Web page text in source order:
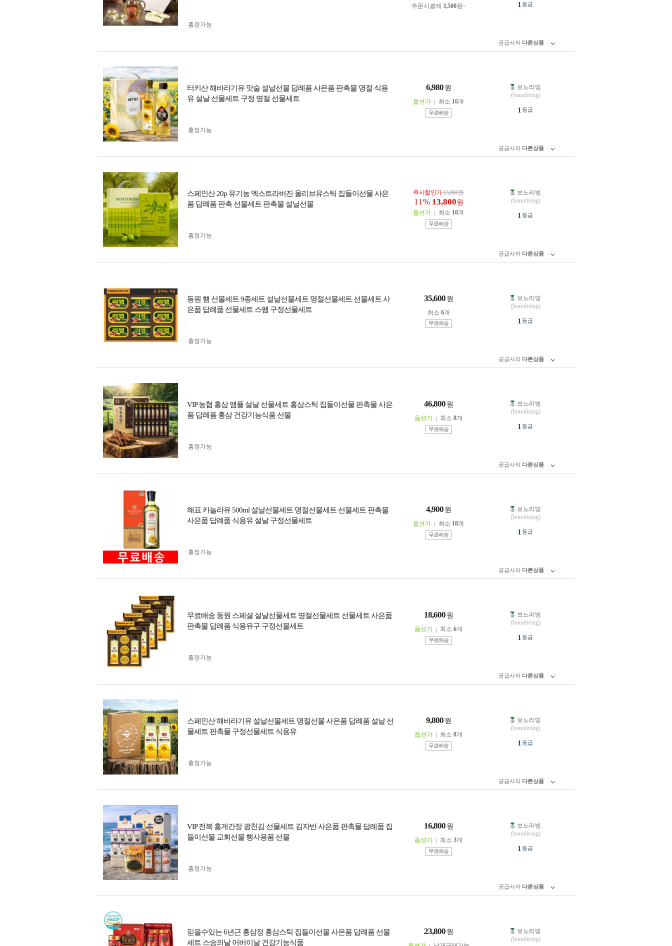
주문시결제 3,500원~
흥정가능
1 등급
공급사의 다른상품
터키산 해바라기유 맛술 설날선물 답례품 사은품 판촉물 명절 식용
유 설날 선물세트 구정 명절 선물세트
6,980 원
옵션가 최소 16개
무료배송
흥정가능
보노리빙
(bonoliving)
1 등급
공급사의 다른상품
스페인산 20p 유기농 엑스트라버진 올리브유스틱 집들이선물 사은
품 답례품 판촉 선물세트 판촉물 설닐선물
즉시할인가15,600원
11% 13,800원
옵션가 최소 10개
무료배송
흥정가능
보노리빙
(bonoliving)
1 등급
공급사의 다른상품
동원 햄 선물세트 9종세트 설날선물세트 명절선물세트 선물세트 사
은품 답례품 선물세트 스팸 구정선물세트
35,600 원
최소 6개
무료배송
흥정가능
보노리빙
(bonoliving)
1 등급
공급사의 다른상품
VIP 농협 홍삼 앰플 설날 선물세트 홍삼스틱 집들이선물 판촉물 사은
품 답례품 홍삼 건강기능식품 선물
46,800 원
옵션가 최소 8개
무료배송
흥정가능
보노리빙
(bonoliving)
1 등급
공급사의 다른상품
해표 카놀라유 500ml 설날선물세트 명절선물세트 선물세트 판촉물
사은품 답례품 식용유 설날 구정선물세트
4,900 원
옵션가 최소 18개
무료배송
흥정가능
보노리빙
(bonoliving)
1 등급
공급사의 다른상품
무료배송 동원 스페셜 설날선물세트 명절선물세트 선물세트 사은품
판촉물 답례품 식용유구 구정선물세트
18,600 원
옵션가 최소 6개
무료배송
흥정가능
보노리빙
(bonoliving)
1 등급
공급사의 다른상품
스페인산 해바라기유 설날선물세트 명절선물 사은품 답례품 설날 선
물세트 판촉물 구정선물세트 식용유
9,800 원
옵션가 최소 8개
무료배송
흥정가능
보노리빙
(bonoliving)
1 등급
공급사의 다른상품
VIP 전복 홍게간장 광천김 선물세트 김자반 사은품 판촉물 답례품 집
들이선물 교회선물 행사용품 선물
16,800 원
옵션가 최소 3개
무료배송
흥정가능
보노리빙
(bonoliving)
1 등급
공급사의 다른상품
믿을수있는 6년근 홍삼정 홍삼스틱 집들이선물 사은품 답례품 선물
세트 스승의날 어버이날 건강기능식품
23,800 원
보노리빙
(bonoliving)